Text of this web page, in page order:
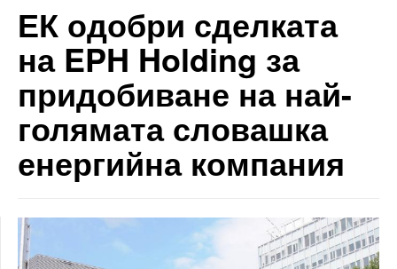
ЕК одобри сделката
на EPH Holding за
придобиване на най-
голямата словашка
енергийна компания